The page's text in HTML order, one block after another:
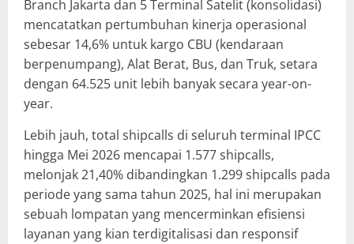
Branch Jakarta dan 5 Terminal Satelit (konsolidasi)
mencatatkan pertumbuhan kinerja operasional
sebesar 14,6% untuk kargo CBU (kendaraan
berpenumpang), Alat Berat, Bus, dan Truk, setara
dengan 64.525 unit lebih banyak secara year-on-
year.
Lebih jauh, total shipcalls di seluruh terminal IPCC
hingga Mei 2026 mencapai 1.577 shipcalls,
melonjak 21,40% dibandingkan 1.299 shipcalls pada
periode yang sama tahun 2025, hal ini merupakan
sebuah lompatan yang mencerminkan efisiensi
layanan yang kian terdigitalisasi dan responsif